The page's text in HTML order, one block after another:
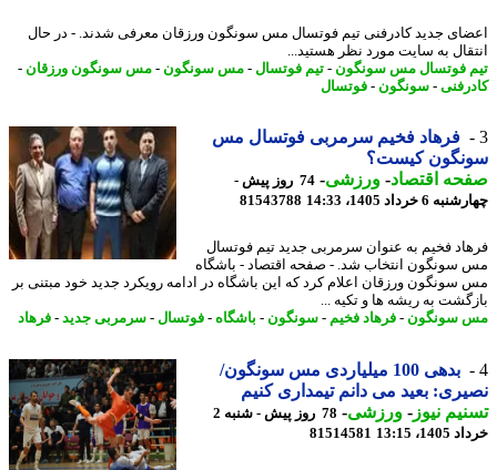
جدید کادرفنی تیم فوتسال مس سونگون ورزقان معرفی شدند. - در ﺣﺎل
ﺑﻪ ﺳﺎﯾﺖ ﻣﻮرد ﻧﻈﺮ ﻫﺴﺘﯿﺪ...
فوتسال مس سونگون-تیم فوتسال-مس سونگون-مس سونگون ورزقان -
-سونگون-فوتسال
فرهاد فخیم سرمربی فوتسال مس
کیست؟
اقتصاد-ورزشی-
74 روز پیش -
خرداد 1405، 14:33
81543788
فخیم به عنوان سرمربی جدید تیم فوتسال
انتخاب شد. - صفحه اقتصاد - باشگاه
ورزقان اعلام کرد که این باشگاه در ادامه رویکرد جدید خود مبتنی بر
به ریشه ها و تکیه ...
سونگون-فرهاد فخیم-سونگون-باشگاه-فوتسال-سرمربی جدید-فرهاد
بدهی 100 میلیاردی مس سونگون/
بعید می دانم تیمداری کنیم
نیوز-ورزشی-
78 روز پیش - شنبه 2
13:15
81514581